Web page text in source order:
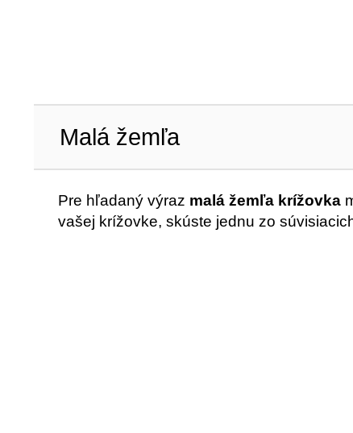
Malá žemľa
Pre hľadaný výraz malá žemľa krížovka
vašej krížovke, skúste jednu zo